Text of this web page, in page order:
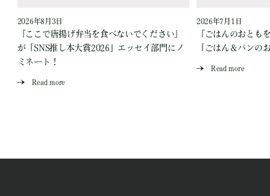
2026年8月3日
『ここで唐揚げ弁当を食べないでください』
が「SNS推し本大賞2026」エッセイ部門にノ
ミネート！
Read more
2026年7月1日
『ごはんのおとも
「ごはん＆パンの
Read more